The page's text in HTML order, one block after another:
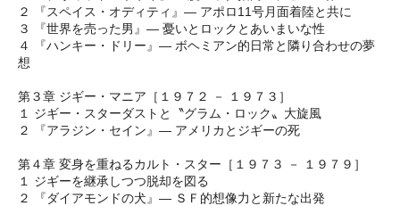
２ 『スペイス・オディティ』― アポロ11号月面着陸と共に
３ 『世界を売った男』― 憂いとロックとあいまいな性
４ 『ハンキー・ドリー』― ボヘミアン的日常と隣り合わせの夢
想
第３章 ジギー・マニア［１９７２ － １９７３］
１ ジギー・スターダストと〝グラム・ロック〟大旋風
２ 『アラジン・セイン』― アメリカとジギーの死
第４章 変身を重ねるカルト・スター［１９７３ － １９７９］
１ ジギーを継承しつつ脱却を図る
２ 『ダイアモンドの犬』― ＳＦ的想像力と新たな出発